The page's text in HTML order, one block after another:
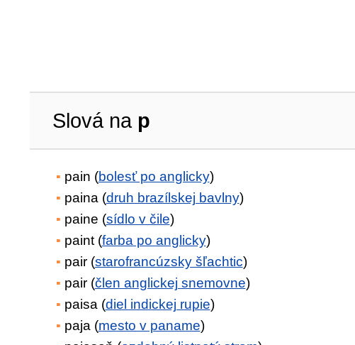
Slová na p
pain (bolesť po anglicky)
paina (druh brazílskej bavlny)
paine (sídlo v čile)
paint (farba po anglicky)
pair (starofrancúzsky šľachtic)
pair (člen anglickej snemovne)
paisa (diel indickej rupie)
paja (mesto v paname)